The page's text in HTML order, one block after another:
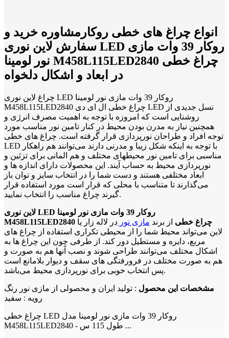
انواع چراغ های خطی روکارمشاوره خرید و
سفارش لاین نوری LED روکار 39 وات مازی
نور لومینا M458L115LED2840 چراغ خطی
در ابعاد و اشکال دلخواه
چراغ لاین نوری LED روکار 39 وات مازی نور لومینا
M458L115LED2840 چراغ خطی ال ای دی LED نسل جدیدی از
روشنایی است که امروزه با توجه به اهمیت مصرف انرژی و
همچنین نیاز به مدرن بودن محیط در کنار تامین نور مناسب مورد
توجه افراد و طراحان نورپردازی قرار گرفته است. چراغ های خطی
LED با توجه به اینکه شکل زیبا و مدرنی دارند می‌توانند هم راهکار
مناسبی برای تامین نور محیطهای مختلف و هم المانی برای تزئین و
نورپردازی محیط به حساب آیند. این محصولات دارای اندازه ها و
ابعاد مختلفی هستند و دست شما را در انتخاب سایز و توان باز
می‌گذارند تا متناسب با محلی که قرار است مورد استفاده قرار
گیرند چراغ مناسب را انتخاب نمایید.
لاین نوری LED روکار 39 وات مازی نور لومینا
M458L115LED2840 چراغ خطی از برند مازی نور در لاله زار یا
لاین می‌تواند محیط شما را از محیطی تکراری استفاده از چراغ های
مربع، دایره و مستطیل دور کند. از طرفی چون این چراغ ها به
اشکال مختلف می‌توانند طراحی شوند و نصب آنها هم به صورت و
هم به صورت مختلف در فرورفتگی های سقف و دیوار بلامانع است
پس انتخاب خوبی برای نورپردازی محیط می‌باشد.
مشخصات این محصول : تولید ایران و محصولی از مازی نور رنگ
رویه : سفید
چراغ خطی LED روکار 39 وات مازی نور لومینا مدل
M458L115LED2840 - طول 115 س ...